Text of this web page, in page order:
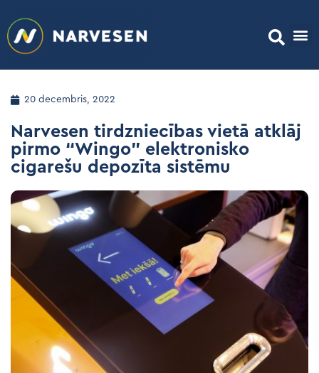
20 decembris, 2022
Narvesen tirdzniecības vietā atklāj
pirmo “Wingo” elektronisko
cigarešu depozīta sistēmu